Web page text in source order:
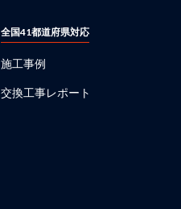
全国41都道府県対応
施工事例
交換工事レポート